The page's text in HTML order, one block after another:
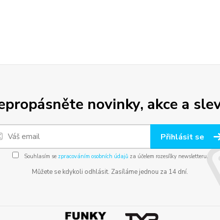
novinky, akce a
Přihlásit se
Souhlasím se zpracováním osobních údajůza účelem rozesílky newsletteru.
Můžete se kdykoli odhlásit. Zasíláme jednou za 14 dní.